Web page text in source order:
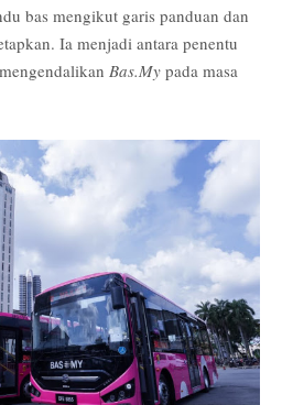
bas mengikut garis panduan dan
Ia menjadi antara penentu
Bas.My pada masa